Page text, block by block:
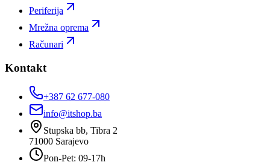
Periferija
Mrežna oprema
Računari
Kontakt
+387 62 677-080
info@itshop.ba
Stupska bb, Tibra 2
71000 Sarajevo
Pon-Pet: 09-17h